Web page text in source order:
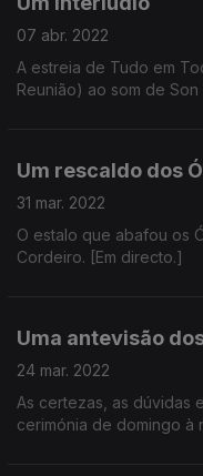
07 abr. 2022
A estreia de Tudo em
Reunião) ao som de
Um rescaldo dos
31 mar. 2022
O estalo que abafou os
Cordeiro. [Em directo.]
Uma antevisão
24 mar. 2022
As certezas, as dúvidas
cerimónia de domingo à